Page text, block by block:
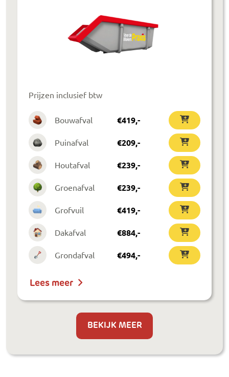
Prijzen inclusief btw
Bouwafval €419,-
Puinafval €209,-
Houtafval €239,-
Groenafval €239,-
Grofvuil €419,-
Dakafval €884,-
Grondafval €494,-
Lees meer
BEKIJK MEER